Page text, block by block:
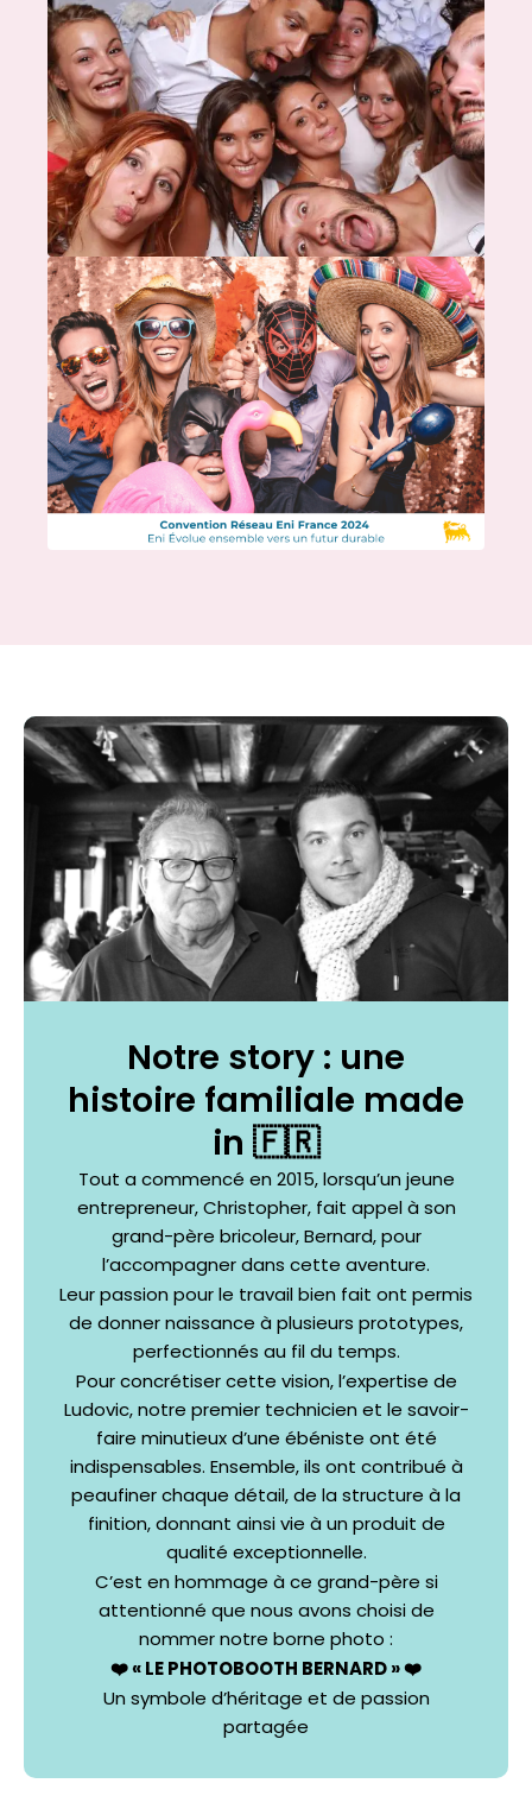
Notre story : une
histoire familiale made
in 🇫🇷
Tout a commencé en 2015, lorsqu’un jeune
entrepreneur, Christopher, fait appel à son
grand-père bricoleur, Bernard, pour
l’accompagner dans cette aventure.
Leur passion pour le travail bien fait ont permis
de donner naissance à plusieurs prototypes,
perfectionnés au fil du temps.
Pour concrétiser cette vision, l’expertise de
Ludovic, notre premier technicien et le savoir-
faire minutieux d’une ébéniste ont été
indispensables. Ensemble, ils ont contribué à
peaufiner chaque détail, de la structure à la
finition, donnant ainsi vie à un produit de
qualité exceptionnelle.
C’est en hommage à ce grand-père si
attentionné que nous avons choisi de
nommer notre borne photo :
❤️ « LE PHOTOBOOTH BERNARD » ❤️
Un symbole d’héritage et de passion
partagée